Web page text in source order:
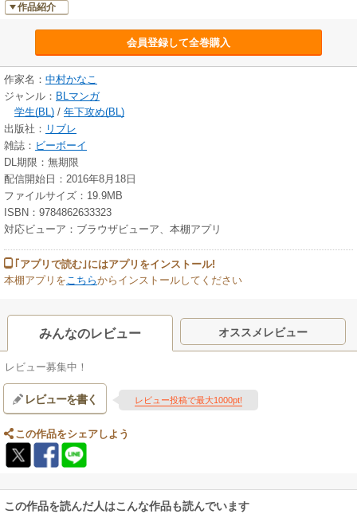
作品紹介
会員登録して全巻購入
作家名： 中村かなこ
ジャンル： BLマンガ
学生(BL) / 年下攻め(BL)
出版社： リブレ
雑誌： ビーボーイ
DL期限：無期限
配信開始日：2016年8月18日
ファイルサイズ：19.9MB
ISBN：9784862633323
対応ビューア：ブラウザビューア、本棚アプリ
｢アプリで読む｣にはアプリをインストール!
本棚アプリを こちらからインストールしてください
みんなのレビュー オススメレビュー
レビュー募集中！
レビューを書く レビュー投稿で最大1000pt!
この作品をシェアしよう
この作品を読んだ人はこんな作品も読んでいます